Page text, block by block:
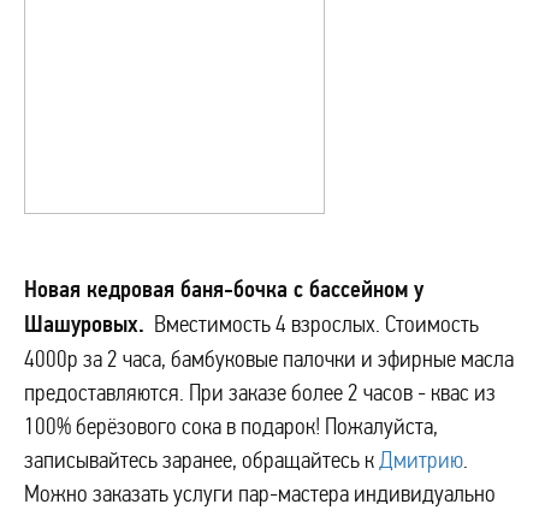
Новая кедровая баня-бочка с бассейном у
Шашуровых. Вместимость 4 взрослых. Стоимость
4000р за 2 часа, бамбуковые палочки и эфирные масла
предоставляются. При заказе более 2 часов - квас из
100% берёзового сока в подарок! Пожалуйста,
записывайтесь заранее, обращайтесь кДмитрию.
Можно заказать услуги пар-мастера индивидуально